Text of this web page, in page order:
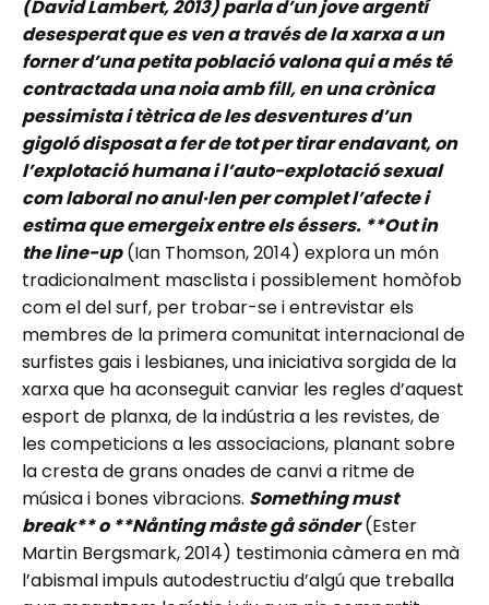
(David Lambert, 2013) parla d’un jove argentí
desesperat que es ven a través de la xarxa a un
forner d’una petita població valona qui a més té
contractada una noia amb fill, en una crònica
pessimista i tètrica de les desventures d’un
gigoló disposat a fer de tot per tirar endavant, on
l’explotació humana i l’auto-explotació sexual
com laboral no anul·len per complet l’afecte i
estima que emergeix entre els éssers. **Out in
the line-up(Ian Thomson, 2014) explora un món
tradicionalment masclista i possiblement homòfob
com el del surf, per trobar-se i entrevistar els
membres de la primera comunitat internacional de
surfistes gais i lesbianes, una iniciativa sorgida de la
xarxa que ha aconseguit canviar les regles d’aquest
esport de planxa, de la indústria a les revistes, de
les competicions a les associacions, planant sobre
la cresta de grans onades de canvi a ritme de
música i bones vibracions. Something must
break** o **Nånting måste gå sönder(Ester
Martin Bergsmark, 2014) testimonia càmera en mà
l’abismal impuls autodestructiu d’algú que treballa